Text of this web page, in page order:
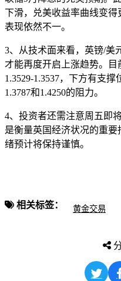
下滑，兑美收益率曲线变
表现依然不一。
3、从技术面来看，英镑/美
才能再度开启上涨趋势。
1.3529-1.3537，下方有支撑
1.3787和1.4250的阻力。
4、投资者还需注意周五即
是衡量英国经济状况的重
绪预计将保持谨慎。
相关标签： 黄金交易